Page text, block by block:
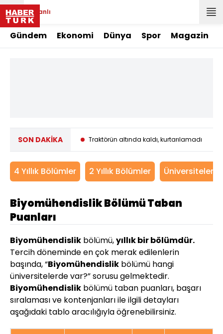
Canlı
Gündem Ekonomi Dünya Spor Magazin
SON DAKİKA
isyan" açıklaması Traktörün altında kaldı, kurtarılamadı
4 Yıllık Bölümler 2 Yıllık Bölümler
Biyomühendislik Bölümü Taban
Puanları
Biyomühendislik bölümü,yıllık bir bölümdür.
Tercih döneminde en çok merak edilenlerin
başında, “Biyomühendislik bölümü hangi
üniversitelerde var?” sorusu gelmektedir.
Biyomühendislik bölümü taban puanları, başarı
sıralaması ve kontenjanları ile ilgili detayları
aşağıdaki tablo aracılığıyla öğrenebilirsiniz.